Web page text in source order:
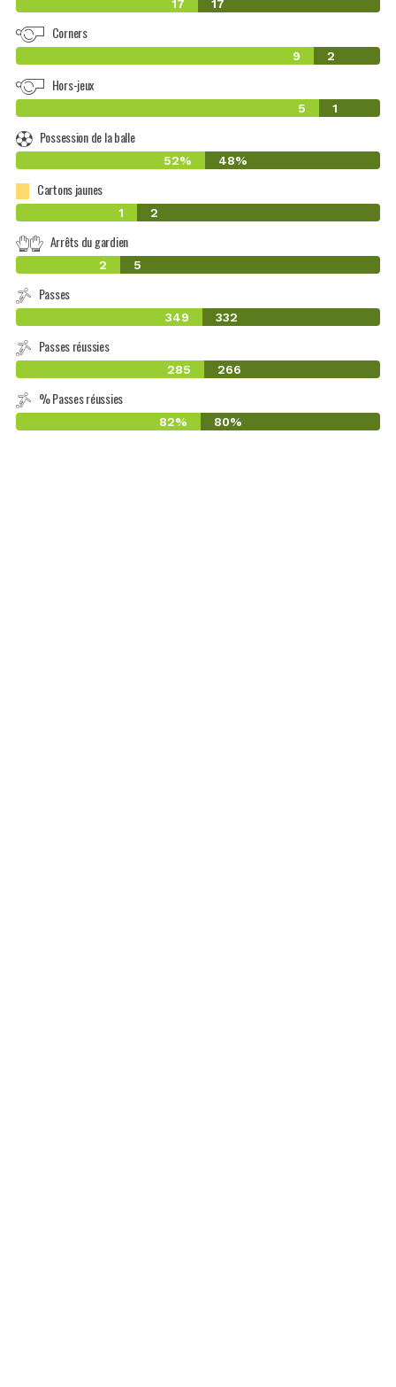
17 17
Corners
9 2
Hors-jeux
5 1
Possession de la balle
52% 48%
Cartons jaunes
1 2
Arrêts du gardien
2 5
Passes
349 332
Passes réussies
285 266
% Passes réussies
82% 80%